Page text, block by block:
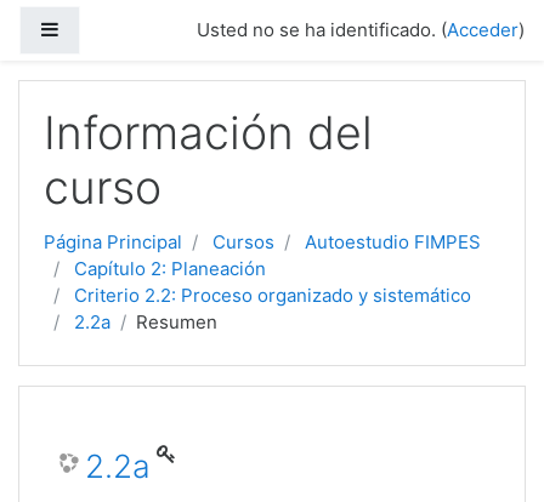
Usted no se ha identificado. (Acceder)
Información del
curso
Página Principal Cursos
Autoestudio FIMPES
Capítulo 2: Planeación
Criterio 2.2: Proceso organizado y sistemático
2.2a
Resumen
2.2a